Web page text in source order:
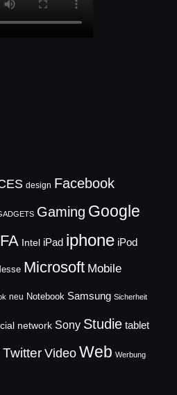
design Facebook
Gaming Google
Intel iPad iphone iPod
Microsoft Mobile
neu Notebook Samsung Sicherheit
network Sony Studie tablet
Twitter Video Web Werbung